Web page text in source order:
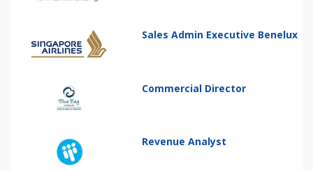
Sales Admin Executive Benelux
Commercial Director
Revenue Analyst